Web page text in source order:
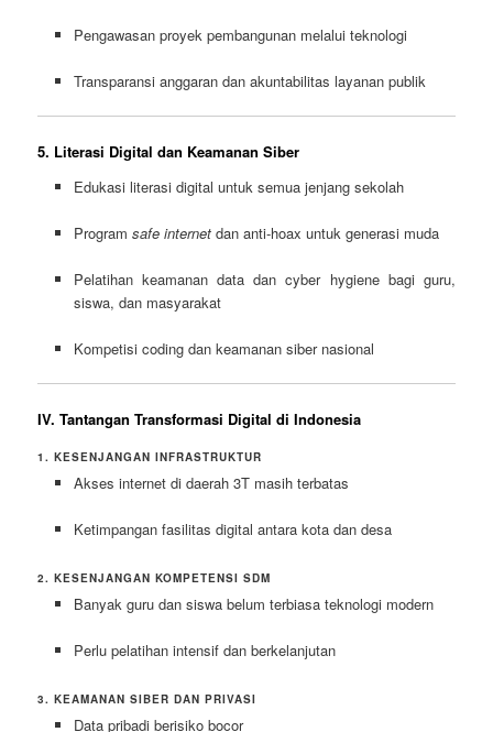
Pengawasan proyek pembangunan melalui teknologi
Transparansi anggaran dan akuntabilitas layanan publik
5. Literasi Digital dan Keamanan Siber
Edukasi literasi digital untuk semua jenjang sekolah
Program safe internetdan anti-hoax untuk generasi muda
Pelatihan keamanan data dan cyber hygiene bagi guru,
siswa, dan masyarakat
Kompetisi coding dan keamanan siber nasional
IV. Tantangan Transformasi Digital di Indonesia
1. KESENJANGAN INFRASTRUKTUR
Akses internet di daerah 3T masih terbatas
Ketimpangan fasilitas digital antara kota dan desa
2. KESENJANGAN KOMPETENSI SDM
Banyak guru dan siswa belum terbiasa teknologi modern
Perlu pelatihan intensif dan berkelanjutan
3. KEAMANAN SIBER DAN PRIVASI
Data pribadi berisiko bocor